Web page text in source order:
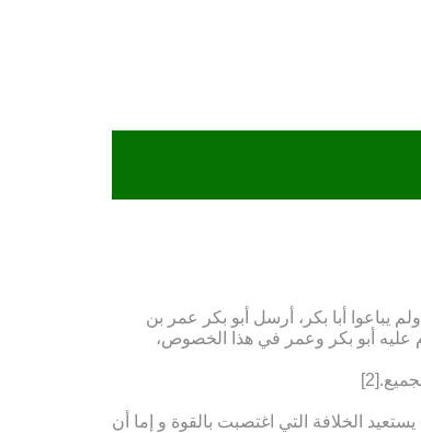
أبا بکر، أرسل أبو بکر عمر بن
علیه أبو بکر وعمر في هذا الخصوص،
الخلافة التي اغتصبت بالقوة و إما أن